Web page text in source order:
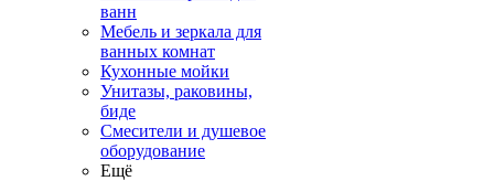
ванн
Мебель и зеркала для
ванных комнат
Кухонные мойки
Унитазы, раковины,
биде
Смесители и душевое
оборудование
Ещё